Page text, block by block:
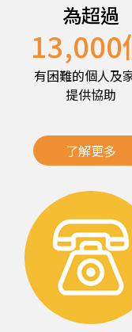
為超過
13,000
有困難的個人及
提供協助
了解更多